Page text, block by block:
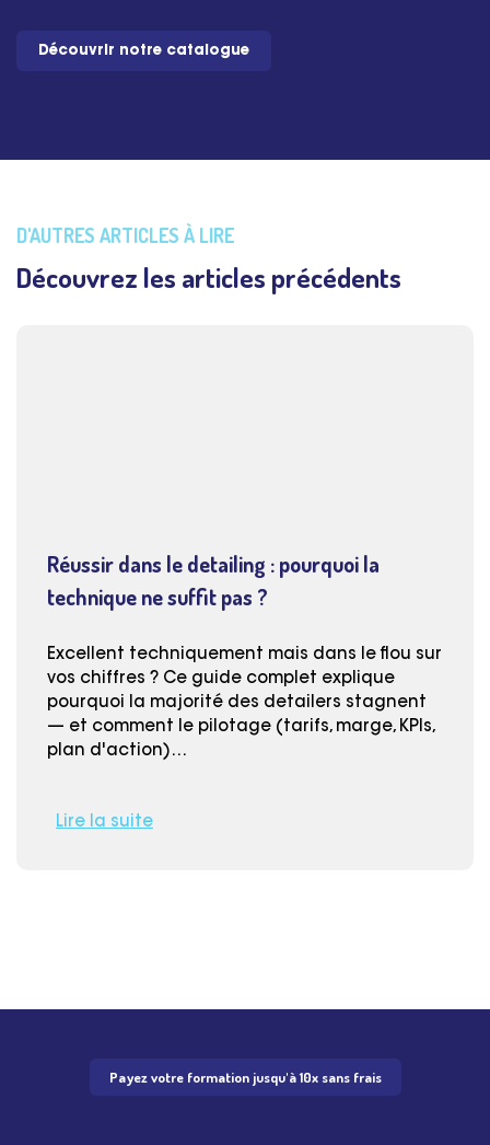
Découvrir notre catalogue
D'AUTRES ARTICLES À LIRE
Découvrez les articles précédents
Réussir dans le detailing : pourquoi la
technique ne suffit pas ?
Excellent techniquement mais dans le flou sur
vos chiffres ? Ce guide complet explique
pourquoi la majorité des detailers stagnent
— et comment le pilotage (tarifs, marge, KPIs,
plan d'action)…
Lire la suite
Payez votre formation jusqu'à 10x sans frais